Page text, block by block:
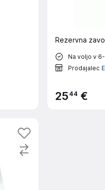
Rezervna
Na voljo v
Prodajalec
2544 €